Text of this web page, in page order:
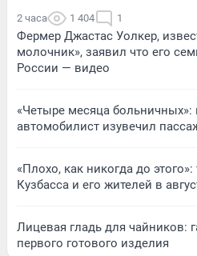
2 часа 1 404 1
Фермер Джастас Уолкер,
молочник», заявил что его
России — видео
«Четыре месяца больничных»:
автомобилист изувечил
«Плохо, как никогда до
Кузбасса и его жителей в
Лицевая гладь для чайников:
первого готового изделия